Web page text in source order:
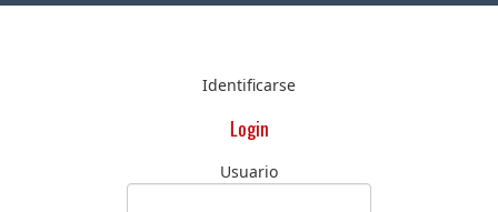
Identificarse
Login
Usuario